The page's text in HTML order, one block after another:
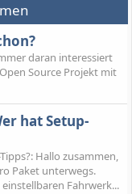
daran interessiert
Source Projekt mit
hat Setup-
Hallo zusammen,
Paket unterwegs.
Fahrwerk...